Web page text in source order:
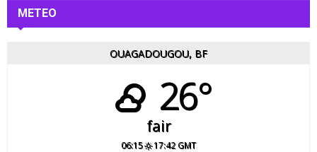
METEO
OUAGADOUGOU, BF
26°
fair
06:15 17:42 GMT